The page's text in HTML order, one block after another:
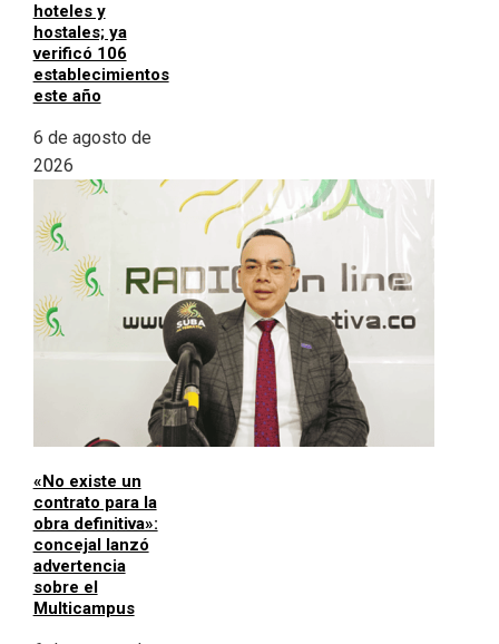
hoteles y
hostales; ya
verificó 106
establecimientos
este año
6 de agosto de
2026
«No existe un
contrato para la
obra definitiva»:
concejal lanzó
advertencia
sobre el
Multicampus